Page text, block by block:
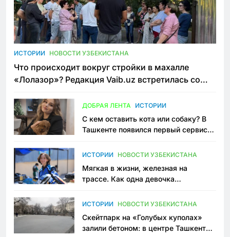
ИСТОРИИ НОВОСТИ УЗБЕКИСТАНА
Что происходит вокруг стройки в махалле
«Лолазор»? Редакция Vaib.uz встретилась со
ДОБРАЯ ЛЕНТА ИСТОРИИ
С кем оставить кота или собаку? В
Ташкенте появился первый сервис
ИСТОРИИ НОВОСТИ УЗБЕКИСТАНА
Мягкая в жизни, железная на
трассе. Как одна девочка
Узбекистане
ИСТОРИИ НОВОСТИ УЗБЕКИСТАНА
Скейтпарк на «Голубых куполах»
залили бетоном: в центре Ташкента